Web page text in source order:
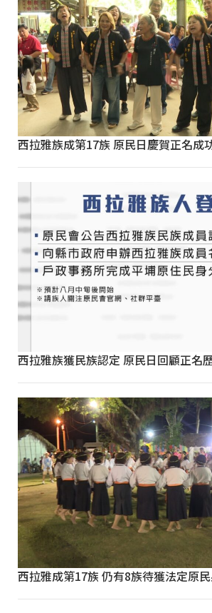
西拉雅族成第17族 原民日慶賀正名成
西拉雅族獲民族認定 原民日回顧正名
西拉雅成第17族 仍有8族待獲法定原